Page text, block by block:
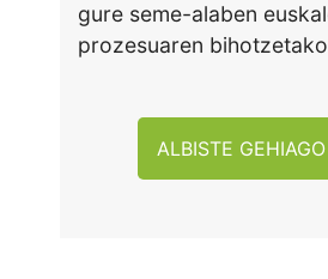
gure seme-alaben
prozesuaren
ALBISTE GEHIAGO